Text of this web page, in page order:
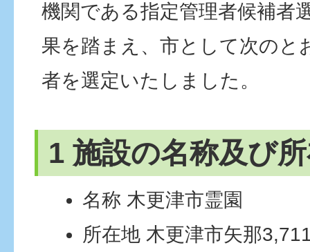
機関である指定管理者候補者
果を踏まえ、市として次のと
者を選定いたしました。
1 施設の名称及び
名称 木更津市霊園
所在地 木更津市矢那